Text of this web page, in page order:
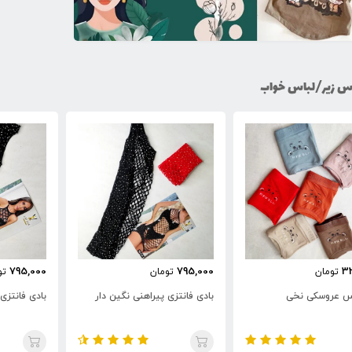
زیر/لباس خواب
تومان
پیراهنی نگین دار
795,000 تومان
بادی فانتزی پیراهنی نگین دار
795,000
بادی